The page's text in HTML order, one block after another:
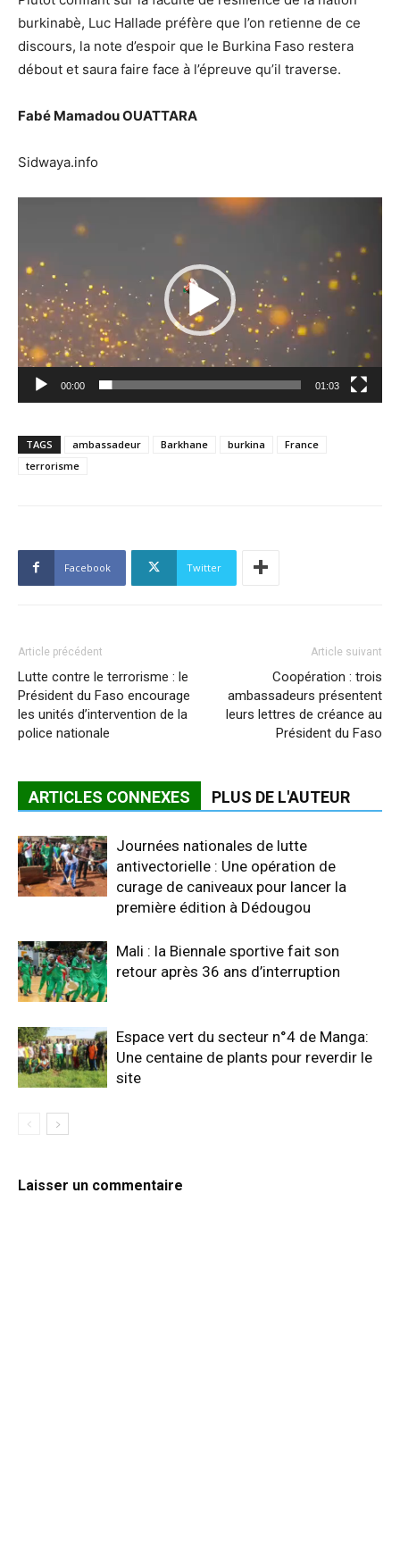
burkinabè, Luc Hallade préfère que l’on retienne de ce
discours, la note d’espoir que le Burkina Faso restera
débout et saura faire face à l’épreuve qu’il traverse.
Fabé Mamadou OUATTARA
Sidwaya.info
Lecteur
00:00 01:03
TAGS ambassadeur Barkhane burkina
France
terrorisme
Facebook Twitter
Article précédent
Lutte contre le terrorisme : le
Président du Faso encourage
les unités d’intervention de la
police nationale
Article suivant
Coopération : trois
ambassadeurs présentent
leurs lettres de créance au
Président du Faso
ARTICLES CONNEXES PLUS DE L'AUTEUR
Journées nationales de lutte
antivectorielle : Une opération de
curage de caniveaux pour lancer la
première édition à Dédougou
Mali : la Biennale sportive fait son
retour après 36 ans d’interruption
Espace vert du secteur n°4 de Manga:
Une centaine de plants pour reverdir le
site
Laisser un commentaire